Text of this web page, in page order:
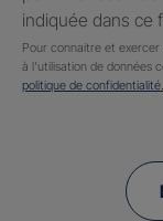
indiquée dans ce
Pour connaitre et
à l'utilisation de données
politique de confidentialité.